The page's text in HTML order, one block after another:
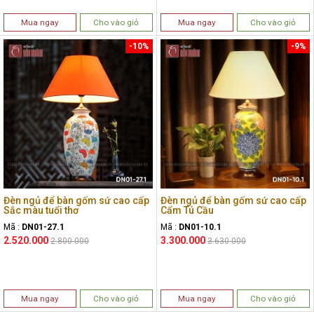
Mua ngay Cho vào giỏ Mua ngay Cho vào giỏ
Đèn ngủ để bàn gốm sứ cao cấp
Sắc màu tuổi thơ
Mã : DN01-27.1
2.520.000
-10%
2.800.000
Mua ngay Cho vào giỏ
Đèn ngủ để bàn gốm sứ cao cấp
Cẩm Tú Cầu
Mã : DN01-10.1
3.300.000
-9%
3.630.000
Mua ngay Cho vào giỏ